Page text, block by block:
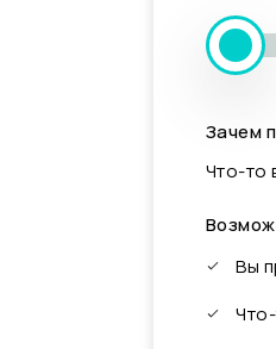
Зачем
Что-то
Вы